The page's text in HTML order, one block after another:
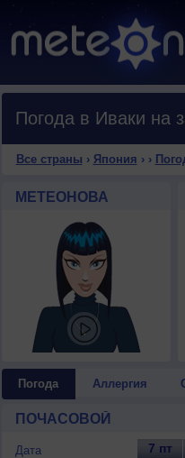
Погода в Иваки на
Все страны › Япония › ›
МЕТЕОНОВА
Погода Аллергия
ПОЧАСОВОЙ
Дата
7 пт